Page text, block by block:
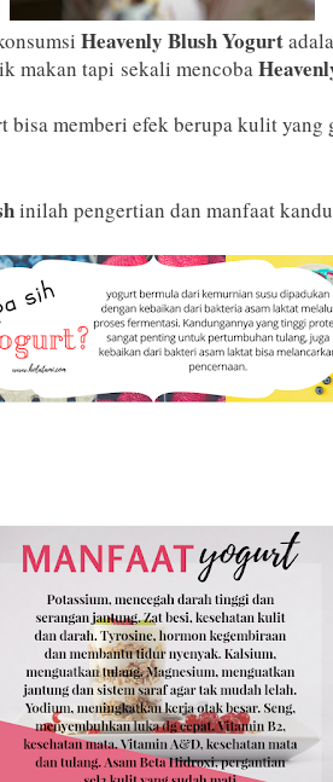
Heavenly Blush Yogurt
makan tapi sekali mencoba
bisa memberi efek berupa kulit yang
inilah pengertian dan manfaat